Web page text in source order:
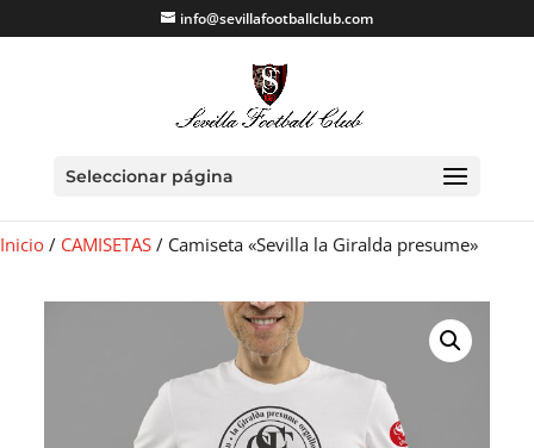
info@sevillafootballclub.com
Seleccionar página
Inicio / CAMISETAS / Camiseta «Sevilla la Giralda presume»